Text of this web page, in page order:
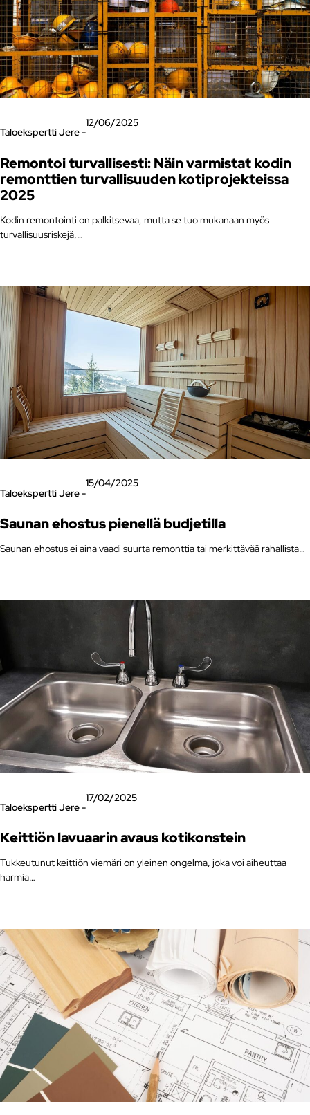
Taloekspertti Jere -
12/06/2025
Remontoi turvallisesti: Näin varmistat kodin
remonttien turvallisuuden kotiprojekteissa
2025
Kodin remontointi on palkitsevaa, mutta se tuo mukanaan myös
turvallisuusriskejä,…
Taloekspertti Jere -
15/04/2025
Saunan ehostus pienellä budjetilla
Saunan ehostus ei aina vaadi suurta remonttia tai merkittävää rahallista…
Taloekspertti Jere -
17/02/2025
Keittiön lavuaarin avaus kotikonstein
Tukkeutunut keittiön viemäri on yleinen ongelma, joka voi aiheuttaa
harmia…